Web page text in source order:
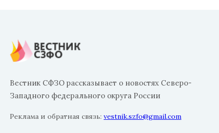
Вестник СФЗО рассказывает о новостях Северо-
Западного федерального округа России
Реклама и обратная связь: vestnik.szfo@gmail.com